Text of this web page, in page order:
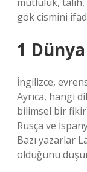
gök cismini
1
İngilizce,
Ayrıca, hangi
bilimsel bir fikir
Rusça ve
Bazı yazarlar
olduğunu